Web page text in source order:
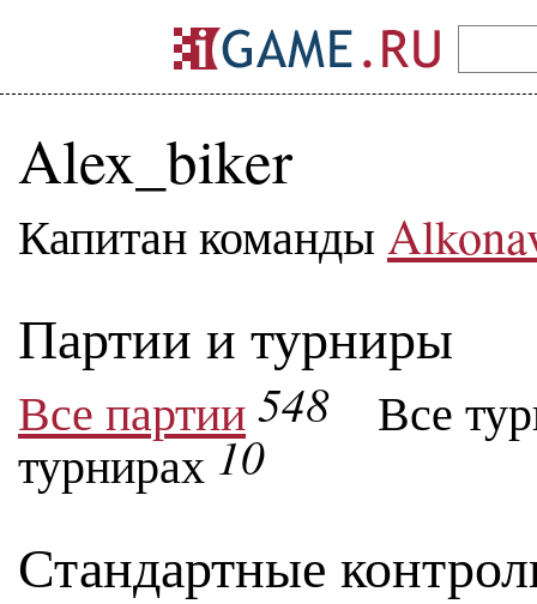
Alex_biker
Капитан команды
Партии и турниры
Все партии548
Все
турнирах10
Стандартные